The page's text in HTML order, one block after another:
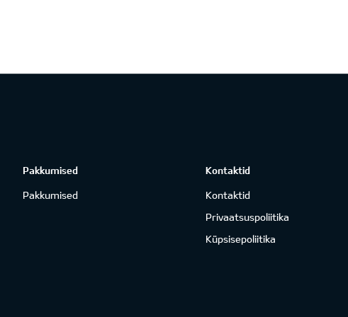
Pakkumised
Pakkumised
Kontaktid
Kontaktid
Privaatsuspoliitika
Küpsisepoliitika